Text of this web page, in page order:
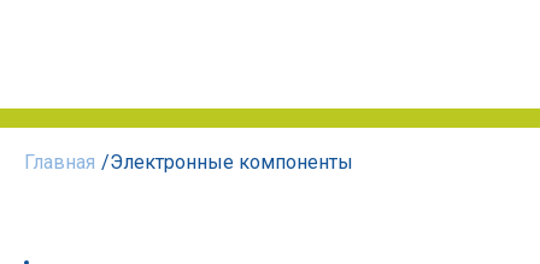
Главная /Электронные компоненты